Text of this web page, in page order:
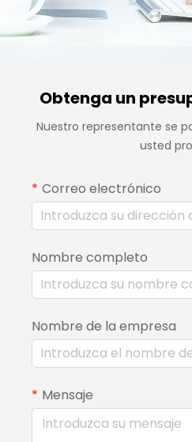
Obtenga un
Nuestro representante se
usted
Correo electrónico
Nombre completo
Nombre de la empresa
Mensaje